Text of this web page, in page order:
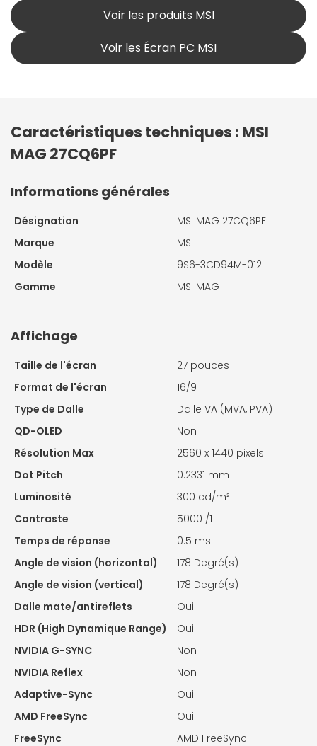
Voir les produits MSI
Voir les Écran PC MSI
Caractéristiques techniques : MSI
MAG 27CQ6PF
Informations générales
Désignation
MSI MAG 27CQ6PF
Marque
MSI
Modèle
9S6-3CD94M-012
Gamme
MSI MAG
Affichage
Taille de l'écran
27 pouces
Format de l'écran
16/9
Type de Dalle
Dalle VA (MVA, PVA)
QD-OLED
Non
Résolution Max
2560 x 1440 pixels
Dot Pitch
0.2331 mm
Luminosité
300 cd/m²
Contraste
5000 /1
Temps de réponse
0.5 ms
Angle de vision (horizontal)
178 Degré(s)
Angle de vision (vertical)
178 Degré(s)
Dalle mate/antireflets
Oui
HDR (High Dynamique Range)
Oui
NVIDIA G-SYNC
Non
NVIDIA Reflex
Non
Adaptive-Sync
Oui
AMD FreeSync
Oui
FreeSync
AMD FreeSync